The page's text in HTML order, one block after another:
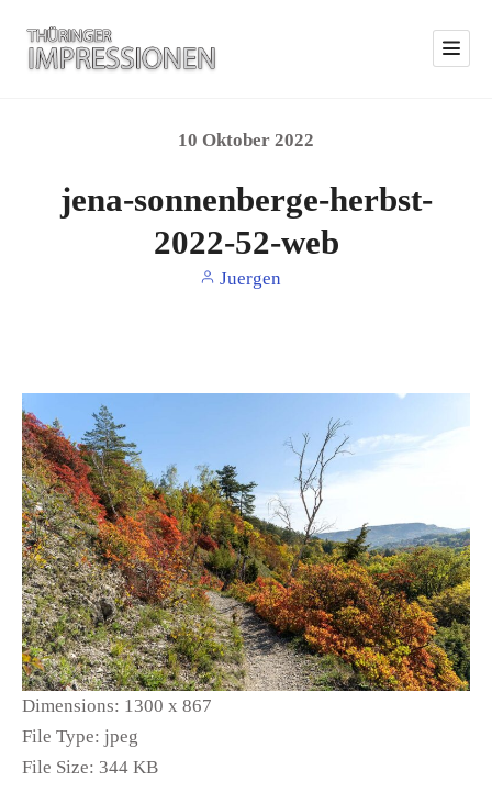
10 Oktober 2022
jena-sonnenberge-herbst-
2022-52-web
Juergen
Dimensions: 1300 x 867
File Type: jpeg
File Size: 344 KB